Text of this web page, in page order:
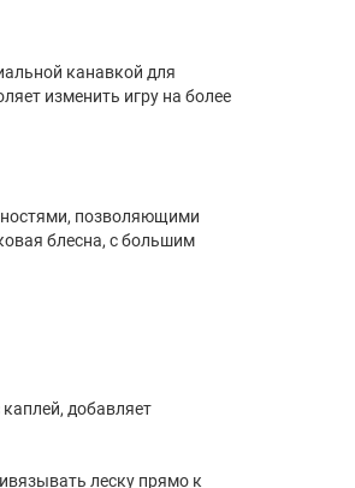
канавкой для
изменить игру на более
позволяющими
блесна, с большим
добавляет
леску прямо к